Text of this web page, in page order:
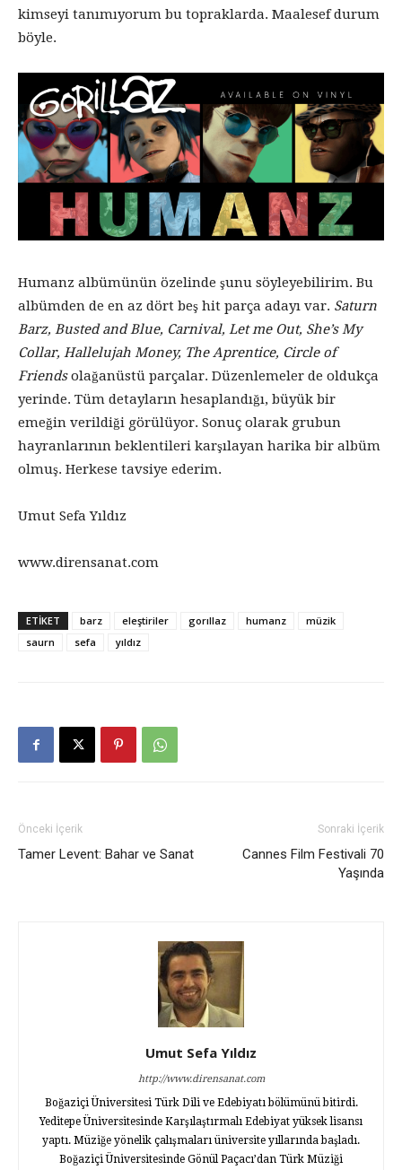
kimseyi tanımıyorum bu topraklarda. Maalesef durum
böyle.
Humanz albümünün özelinde şunu söyleyebilirim. Bu
albümden de en az dört beş hit parça adayı var. Saturn
Barz, Busted and Blue, Carnival, Let me Out, She’s My
Collar, Hallelujah Money, The Aprentice, Circle of
Friendsolağanüstü parçalar. Düzenlemeler de oldukça
yerinde. Tüm detayların hesaplandığı, büyük bir
emeğin verildiği görülüyor. Sonuç olarak grubun
hayranlarının beklentileri karşılayan harika bir albüm
olmuş. Herkese tavsiye ederim.
Umut Sefa Yıldız
www.dirensanat.com
ETİKET barz eleştiriler gorıllaz humanz
müzik
saurn
sefa yıldız
Önceki İçerik
Tamer Levent: Bahar ve Sanat
Sonraki İçerik
Cannes Film Festivali 70
Yaşında
Umut Sefa Yıldız
http://www.dirensanat.com
Boğaziçi Üniversitesi Türk Dili ve Edebiyatı bölümünü bitirdi.
Yeditepe Üniversitesinde Karşılaştırmalı Edebiyat yüksek lisansı
yaptı. Müziğe yönelik çalışmaları üniversite yıllarında başladı.
Boğaziçi Üniversitesinde Gönül Paçacı’dan Türk Müziği